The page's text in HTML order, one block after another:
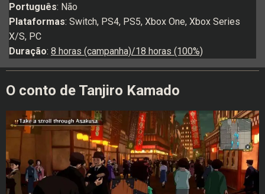
Português: Não
Plataformas: Switch, PS4, PS5, Xbox One, Xbox Series
X/S, PC
Duração: 8 horas (campanha)/18 horas (100%)
O conto de Tanjiro Kamado